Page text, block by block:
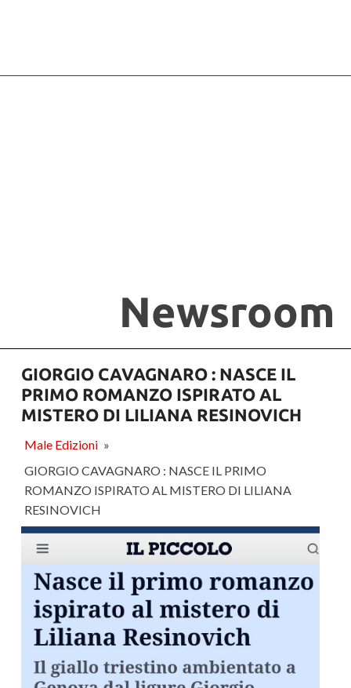
Newsroom
GIORGIO CAVAGNARO : NASCE IL
PRIMO ROMANZO ISPIRATO AL
MISTERO DI LILIANA RESINOVICH
Male Edizioni »
GIORGIO CAVAGNARO : NASCE IL PRIMO
ROMANZO ISPIRATO AL MISTERO DI LILIANA
RESINOVICH